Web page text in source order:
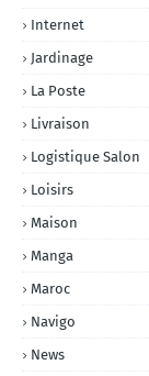
Internet
Jardinage
La Poste
Livraison
Logistique Salon
Loisirs
Maison
Manga
Maroc
Navigo
News